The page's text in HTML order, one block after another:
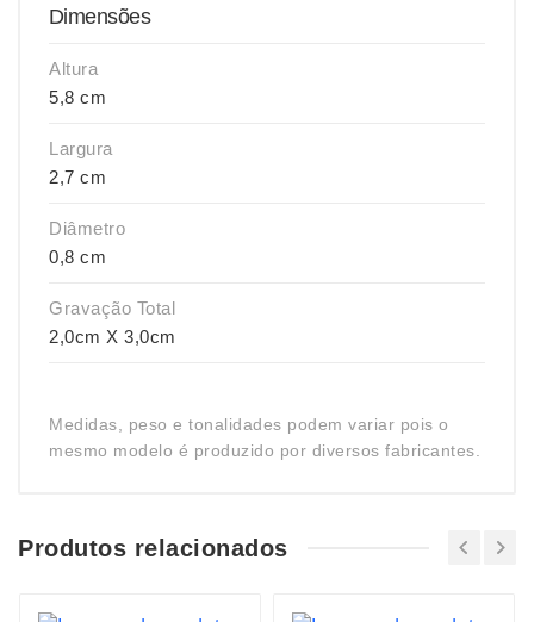
Dimensões
Altura
5,8 cm
Largura
2,7 cm
Diâmetro
0,8 cm
Gravação Total
2,0cm X 3,0cm
Medidas, peso e tonalidades podem variar pois o
mesmo modelo é produzido por diversos fabricantes.
Produtos relacionados